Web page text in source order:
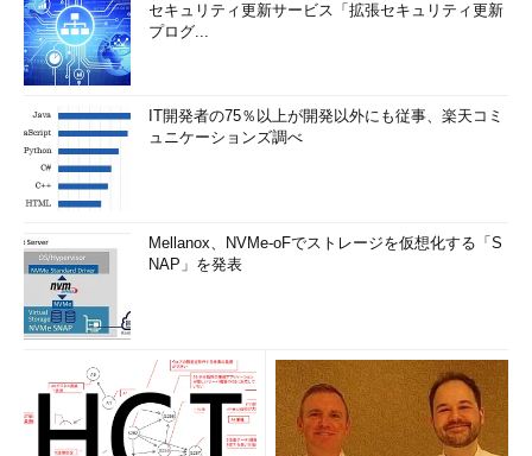
セキュリティ更新サービス「拡張セキュリティ更新
プログ...
IT開発者の75％以上が開発以外にも従事、楽天コミ
ュニケーションズ調べ
Mellanox、NVMe-oFでストレージを仮想化する「S
NAP」を発表